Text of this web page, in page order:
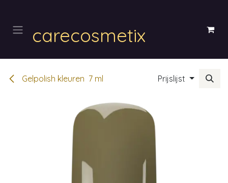
carecosmetix
Gelpolish kleuren 7 ml Prijslijst